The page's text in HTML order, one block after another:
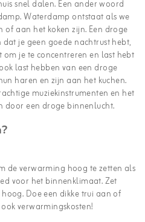
snel dalen. Een ander woord
Waterdamp ontstaat als we
of aan het koken zijn. Een droge
je geen goede nachtrust hebt,
je te concentreren en last hebt
last hebben van een droge
haren en zijn aan het kuchen.
muziekinstrumenten en het
door een droge binnenlucht.
de verwarming hoog te zetten als
voor het binnenklimaat. Zet
Doe een dikke trui aan of
verwarmingskosten!